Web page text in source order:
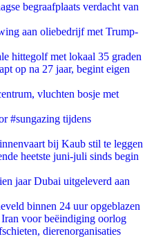
begraafplaats verdacht van
aan oliebedrijf met Trump-
hittegolf met lokaal 35 graden
op na 27 jaar, begint eigen
vluchten bosje met
#sungazing tijdens
bij Kaub stil te leggen
heetste juni-juli sinds begin
jaar Dubai uitgeleverd aan
binnen 24 uur opgeblazen
voor beëindiging oorlog
dierenorganisaties